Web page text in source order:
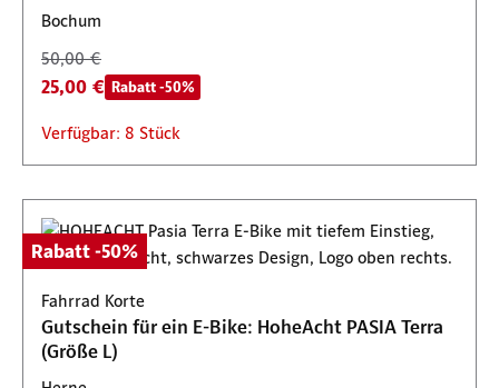
Bochum
50,00 €
25,00 € Rabatt -50%
Verfügbar: 8 Stück
Rabatt -50%
Fahrrad Korte
Gutschein für ein E-Bike: HoheAcht PASIA Terra
(Größe L)